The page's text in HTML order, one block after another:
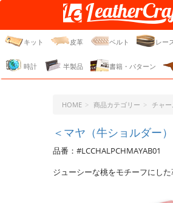
レザークラフト・ド
ジェーピー
キット 皮革 ベルト レー
時計 半製品 書籍・パターン
HOME 商品カテゴリー チャー
＜マヤ（牛ショルダー
品番：#LCCHALPCHMAYAB01
ジューシーな桃をモチーフにした